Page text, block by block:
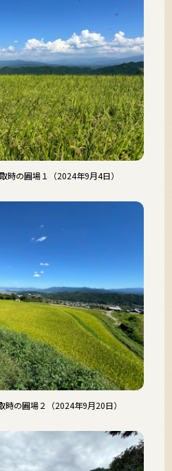
時の圃場１（2024年9月4日）
時の圃場２（2024年9月20日）